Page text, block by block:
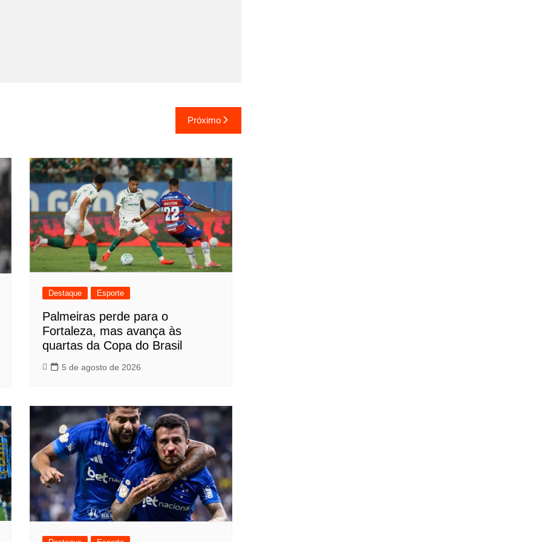
Próximo
Destaque Esporte
Palmeiras perde para o
Fortaleza, mas avança às
quartas da Copa do Brasil
5 de agosto de 2026